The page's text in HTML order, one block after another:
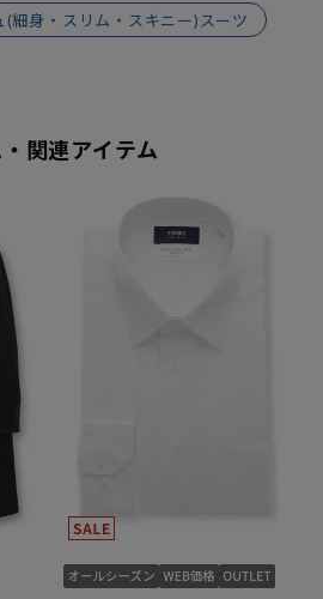
(細身・スリム・スキニー)スーツ
関連アイテム